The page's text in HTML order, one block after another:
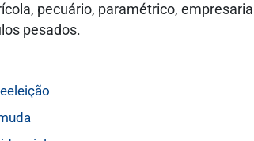
pecuário, paramétrico, empresarial
pesados.